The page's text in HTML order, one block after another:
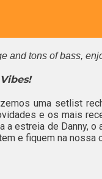
and tons of bass,
Vibes!
uma setlist
e os mais
a estreia de Danny,
e fiquem na nossa